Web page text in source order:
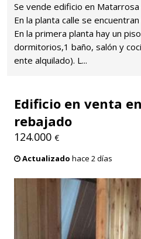
Se vende edificio en
En la planta calle se
En la primera planta hay un
dormitorios,1 baño, salón y
ente alquilado). L...
Edificio en venta
rebajado
124.000 €
Actualizado hace 2 días